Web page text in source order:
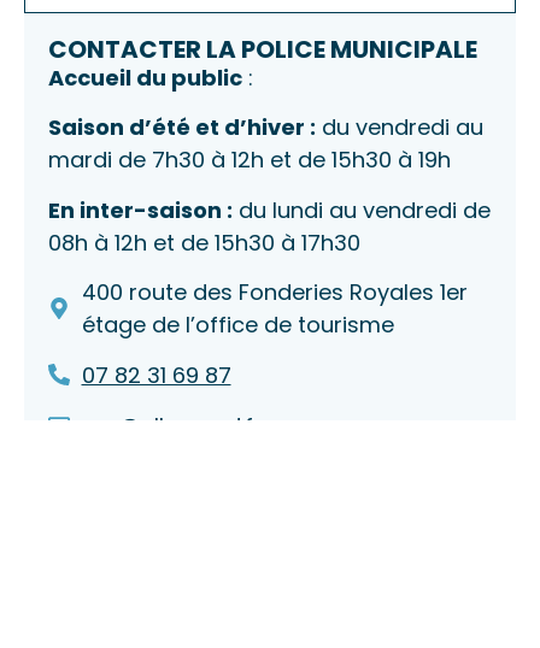
CONTACTER LA POLICE MUNICIPALE
Accueil du public :
Saison d’été et d’hiver : du vendredi au
mardi de 7h30 à 12h et de 15h30 à 19h
En inter-saison : du lundi au vendredi de
08h à 12h et de 15h30 à 17h30
400 route des Fonderies Royales 1er
étage de l’office de tourisme
07 82 31 69 87
pm@allemond.fr